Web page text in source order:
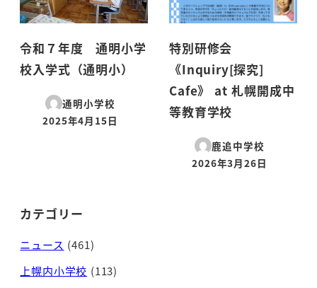
令和７年度 通明小学
校入学式（通明小）
通明小学校
投稿日
2025年4月15日
特別研修会
《Inquiry[探究]
Cafe》 at 札幌開成中
等教育学校
鹿追中学校
投稿日
2026年3月26日
カテゴリー
ニュース (461)
上幌内小学校 (113)